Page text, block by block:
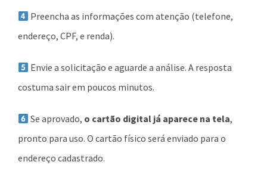
Preencha as informações com atenção (telefone,
endereço, CPF, e renda).
Envie a solicitação e aguarde a análise. A resposta
costuma sair em poucos minutos.
Se aprovado, o cartão digital já aparece na tela,
pronto para uso. O cartão físico será enviado para o
endereço cadastrado.